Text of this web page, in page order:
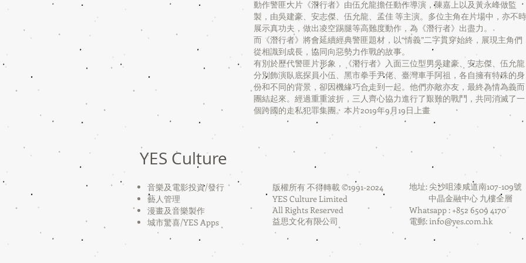
動作警匪大片《潛行者》由伍允龍擔任動作導演，陳嘉上以及黃永峰做監
製，由吳建豪、安志傑、伍允龍、孟佳 等主演。多位主角在片場中，亦不時
展示真功夫，做出凌空踢腿等高難度動作，為《潛行者》出盡力。
而《潛行者》將會延續經典警匪題材，以“情義”二字貫穿始終，展現主角們
從相識到成長，協同向惡勢力作戰的故事。
有別於歷代警匪片形象，《潛行者》入面三位型男吳建豪、安志傑、伍允龍
分別飾演臥底探員小伍、黑市拳手尹佬、臺灣車手阿祖，各自擁有特殊的身
份和不同的背景，卻因機緣巧合走到一起。他們亦敵亦友，最終為情為義而
團結起來。經過重重波折，三人齊心協力進行了艱難的戰鬥，共同消滅了一
個跨國的走私犯罪集團。本片2019年9月19日上畫
YES Culture
音樂及電影投資/發行
藝人管理
漫畫及音樂製作
​城市驚喜/YES Apps
地址: 尖沙咀漆咸道南107-109號
中晶金融中心 九樓全層
Whatsapp : +852 6509 4170
電郵:info@yes.com.hk
版權所有 不得轉載 ©1991-2024
YES Culture Limited
All Rights Reserved
益思文化有限公司